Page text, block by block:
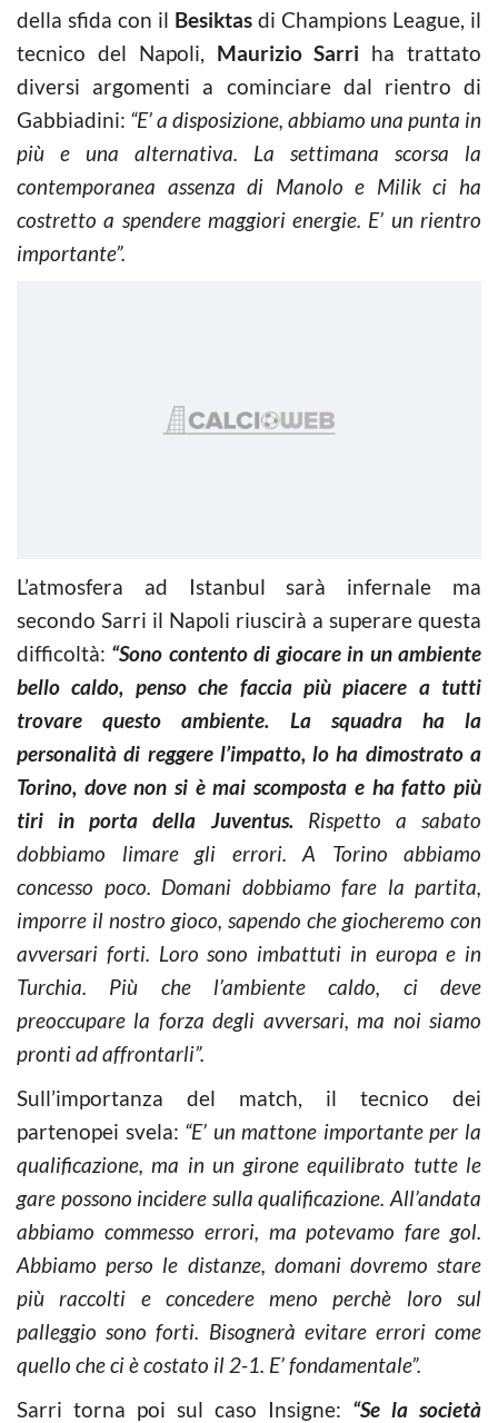
della sfida con il Besiktas di Champions League, il
tecnico del Napoli, Maurizio Sarri ha trattato
diversi argomenti a cominciare dal rientro di
Gabbiadini: “E’ a disposizione, abbiamo una punta in
più e una alternativa. La settimana scorsa la
contemporanea assenza di Manolo e Milik ci ha
costretto a spendere maggiori energie. E’ un rientro
importante”.
L’atmosfera ad Istanbul sarà infernale ma
secondo Sarri il Napoli riuscirà a superare questa
difficoltà: “Sono contento di giocare in un ambiente
bello caldo, penso che faccia più piacere a tutti
trovare questo ambiente. La squadra ha la
personalità di reggere l’impatto, lo ha dimostrato a
Torino, dove non si è mai scomposta e ha fatto più
tiri in porta della Juventus.Rispetto a sabato
dobbiamo limare gli errori. A Torino abbiamo
concesso poco. Domani dobbiamo fare la partita,
imporre il nostro gioco, sapendo che giocheremo con
avversari forti. Loro sono imbattuti in europa e in
Turchia. Più che l’ambiente caldo, ci deve
preoccupare la forza degli avversari, ma noi siamo
pronti ad affrontarli”.
Sull’importanza del match, il tecnico dei
partenopei svela: “E’ un mattone importante per la
qualificazione, ma in un girone equilibrato tutte le
gare possono incidere sulla qualificazione. All’andata
abbiamo commesso errori, ma potevamo fare gol.
Abbiamo perso le distanze, domani dovremo stare
più raccolti e concedere meno perchè loro sul
palleggio sono forti. Bisognerà evitare errori come
quello che ci è costato il 2-1. E’ fondamentale”.
Sarri torna poi sul caso Insigne: “Se la società